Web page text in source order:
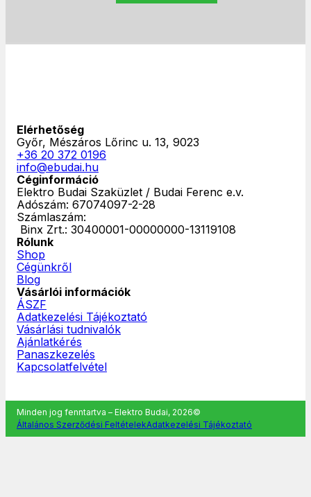
Elérhetőség
Győr, Mészáros Lőrinc u. 13, 9023
+36 20 372 0196
info@ebudai.hu
Céginformáció
Elektro Budai Szaküzlet / Budai Ferenc e.v.
Adószám: 67074097-2-28
Számlaszám:
‎ Binx Zrt.: 30400001-00000000-13119108
Rólunk
Shop
Cégünkről
Blog
Vásárlói információk
ÁSZF
Adatkezelési Tájékoztató
Vásárlási tudnivalók
Ajánlatkérés
Panaszkezelés
Kapcsolatfelvétel
Minden jog fenntartva – Elektro Budai, 2026©
Általános Szerződési FeltételekAdatkezelési Tájékoztató